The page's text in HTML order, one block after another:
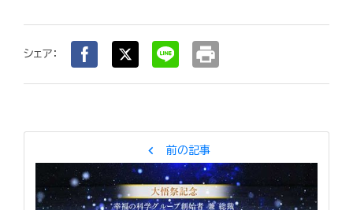
シェア： print
chevron_left 前の記事